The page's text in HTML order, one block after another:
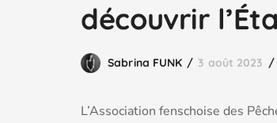
découvrir
Sabrina FUNK 3 août 2023
L’Association fenschoise des